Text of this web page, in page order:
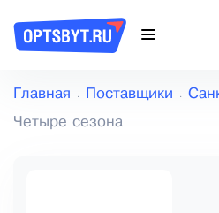
Главная Поставщики
Четыре сезона